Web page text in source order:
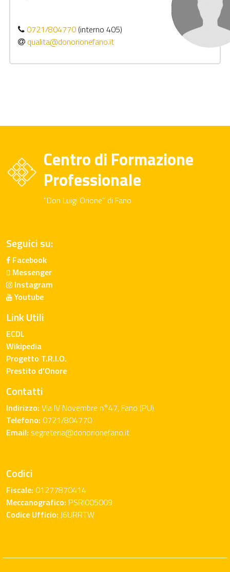
0721/804770(interno 405)
qualita@donorionefano.it
Centro di Formazione
Professionale
"Don Luigi Orione" di Fano
Seguici su:
Facebook
Messenger
Instagram
Youtube
Link Utili
ECDL
Wikipedia
Progetto T.R.I.O.
Prestito d’Onore
Contatti
Indirizzo: Via IV Novembre n°47, Fano (PU)
Telefono: 0721/804770
Email: segreteria@donorionefano.it
Codici
Fiscale: 01277870414
Meccanografico: PSRI005009
Codice Ufficio: J6URRTW